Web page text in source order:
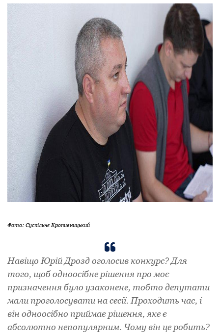
Фото: Суспільне Кропивницький
Навіщо Юрій Дрозд оголосив конкурс? Для
того, щоб одноосібне рішення про моє
призначення було узаконене, тобто депутати
мали проголосувати на сесії. Проходить час, і
він одноосібно приймає рішення, яке є
абсолютно непопулярним. Чому він це робить?